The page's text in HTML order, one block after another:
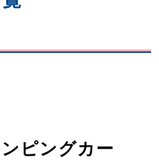
ピングカー